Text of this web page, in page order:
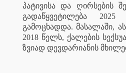
პატივისა და ღირსების
გადაწყვეტილება
გამოცხადდა. მასალაში,
2018 წელს, ქალების
ზვიად დევდარიანის